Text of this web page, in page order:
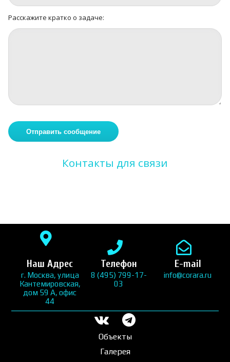
Расскажите кратко о задаче:
Контакты для связи
Наш Адрес
г. Москва, улица
Кантемировская,
дом 59 А, офис
44
Телефон
8 (495) 799-17-
03
E-mail
info@corara.ru
Объекты
Галерея